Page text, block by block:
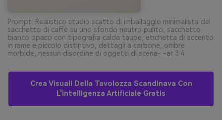
Prompt: Realistico studio scatto di imballaggio minimalista del
sacchetto di caffè su uno sfondo neutro pulito, sacchetto
bianco opaco con tipografia calda taupe, etichetta di accento
in rame e piccolo distintivo, dettagli a carbone, ombre
morbide, nessun disordine di oggetti di scena- -ar 3:4
Crea Visuali Della Tavolozza Scandinava Con
L'intelligenza Artificiale Gratis